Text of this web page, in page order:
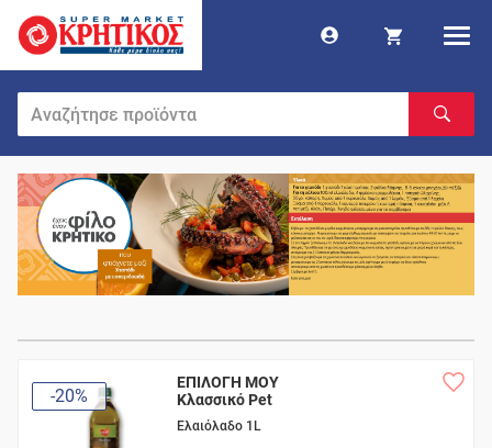
-20%
ΕΠΙΛΟΓΗ ΜΟΥ
Κλασσικό Pet
Ελαιόλαδο 1L